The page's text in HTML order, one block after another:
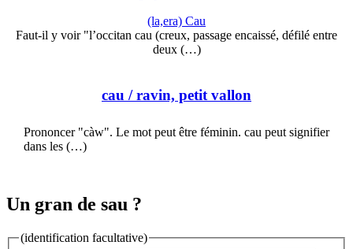
(la,era) Cau
Faut-il y voir "l’occitan cau (creux, passage encaissé, défilé entre
deux (…)
cau / ravin, petit vallon
Prononcer "càw". Le mot peut être féminin. cau peut signifier
dans les (…)
Un gran de sau ?
(identification facultative)